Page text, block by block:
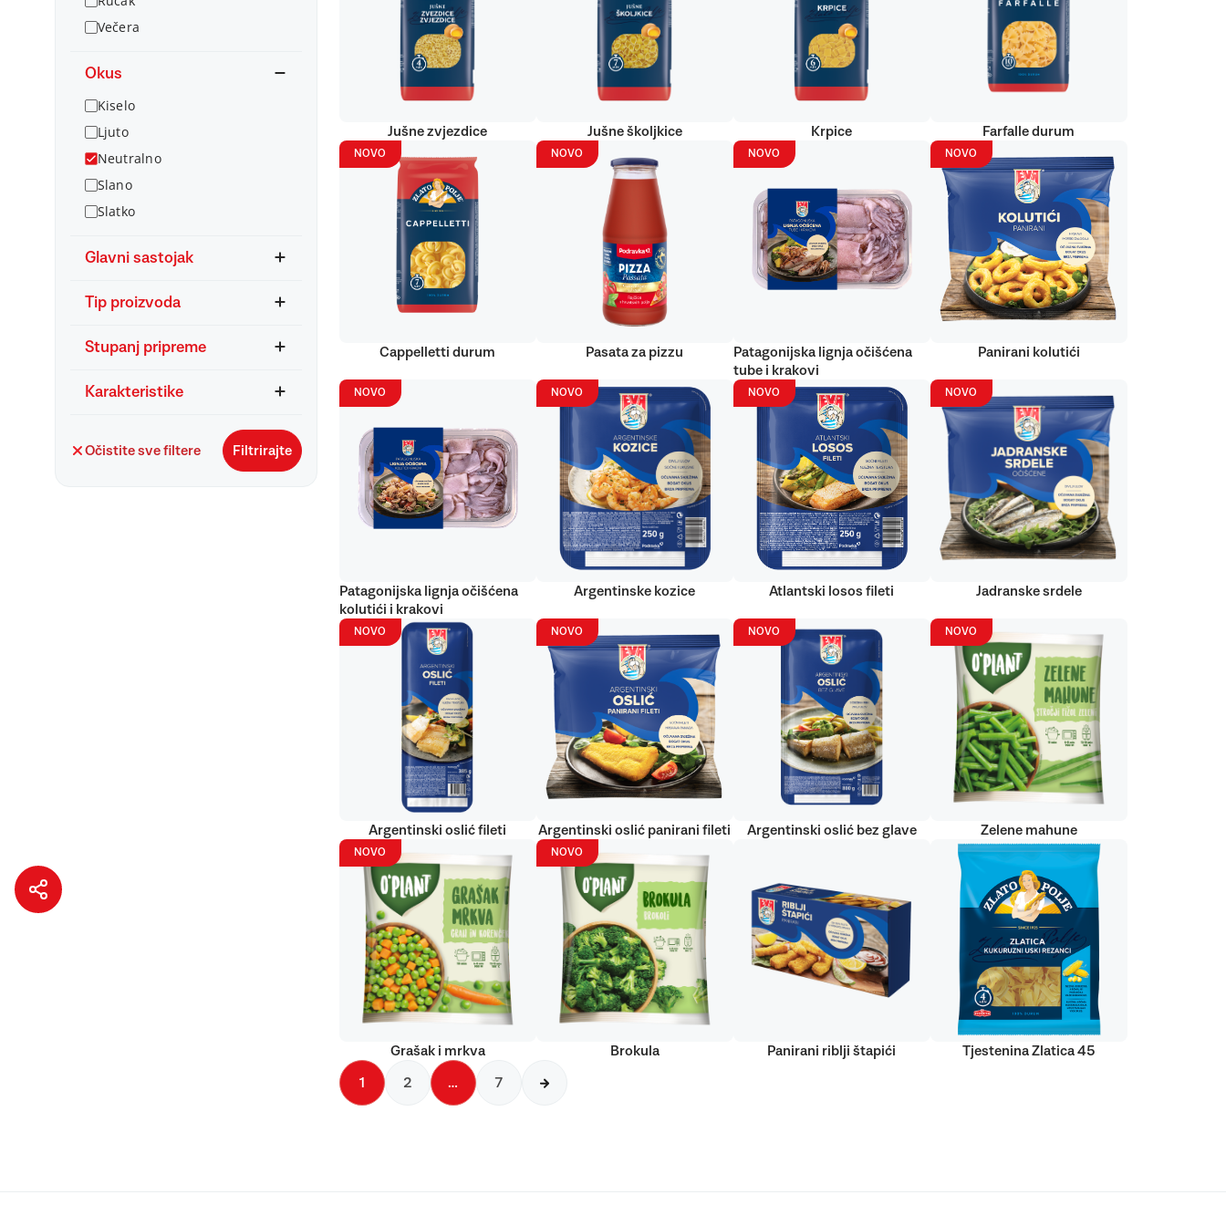
Večera
Okus
Kiselo
Ljuto
Neutralno
Slano
Slatko
Glavni sastojak
Tip proizvoda
Stupanj pripreme
Karakteristike
Očistite sve filtere Filtrirajte
Jušne zvjezdice Jušne školjkice Krpice Farfalle durum
NOVO
Cappelletti durum
NOVO
Pasata za pizzu
NOVO
Patagonijska lignja očišćena
tube i krakovi
NOVO
Panirani kolutići
NOVO
Patagonijska lignja očišćena
kolutići i krakovi
NOVO
Argentinske kozice
NOVO
Atlantski losos fileti
NOVO
Jadranske srdele
NOVO
Argentinski oslić fileti
NOVO
Argentinski oslić panirani fileti
NOVO
Argentinski oslić bez glave
NOVO
Zelene mahune
NOVO
Grašak i mrkva
NOVO
Brokula Panirani riblji štapići Tjestenina Zlatica 45
1 2 … 7